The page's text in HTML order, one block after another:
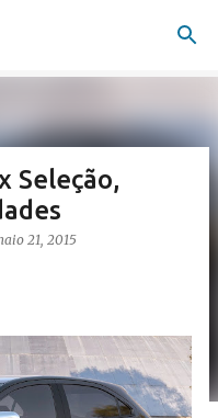
principal
Seleção,
21, 2015